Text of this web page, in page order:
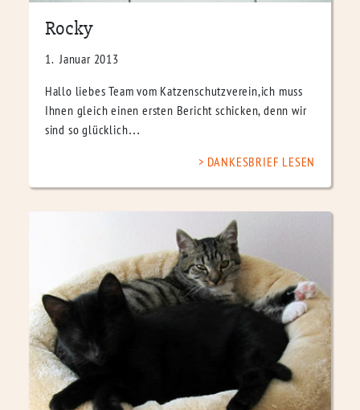
Rocky
1. Januar 2013
Hallo liebes Team vom Katzenschutzverein,ich muss
Ihnen gleich einen ersten Bericht schicken, denn wir
sind so glücklich…
DANKESBRIEF LESEN